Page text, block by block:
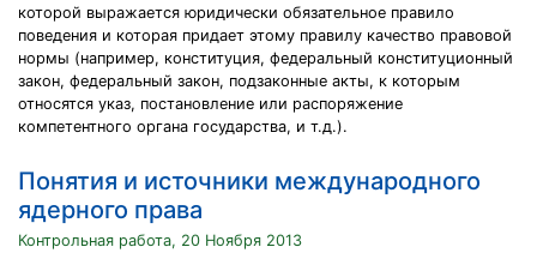
которой выражается юридически обязательное правило
поведения и которая придает этому правилу качество правовой
нормы (например, конституция, федеральный конституционный
закон, федеральный закон, подзаконные акты, к которым
относятся указ, постановление или распоряжение
компетентного органа государства, и т.д.).
Понятия и источники международного
ядерного права
Контрольная работа, 20 Ноября 2013